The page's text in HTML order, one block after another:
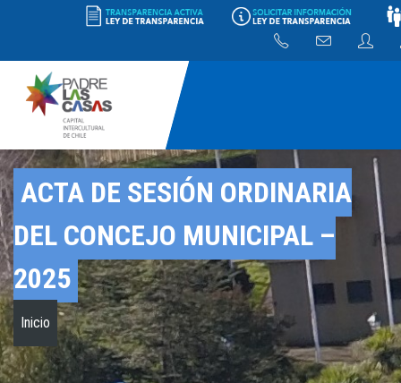
ACTA DE SESIÓN ORDINARIA
DEL CONCEJO MUNICIPAL –
2025
Inicio